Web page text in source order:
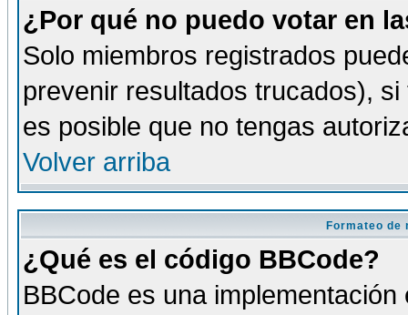
¿Por qué no puedo votar en
Solo miembros registrados
prevenir resultados trucados),
es posible que no tengas
Volver arriba
Formateo de
¿Qué es el código BBCode?
BBCode es una